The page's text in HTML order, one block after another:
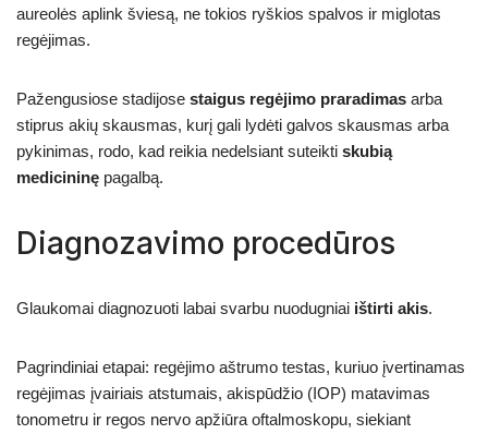
aureolės aplink šviesą, ne tokios ryškios spalvos ir miglotas
regėjimas.
Pažengusiose stadijose staigus regėjimo praradimas arba
stiprus akių skausmas, kurį gali lydėti galvos skausmas arba
pykinimas, rodo, kad reikia nedelsiant suteikti skubią
medicininę pagalbą.
Diagnozavimo procedūros
Glaukomai diagnozuoti labai svarbu nuodugniai ištirti akis.
Pagrindiniai etapai: regėjimo aštrumo testas, kuriuo įvertinamas
regėjimas įvairiais atstumais, akispūdžio (IOP) matavimas
tonometru ir regos nervo apžiūra oftalmoskopu, siekiant